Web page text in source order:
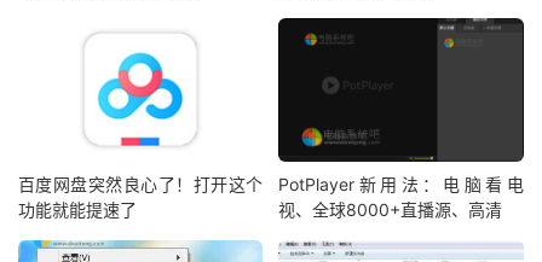
百度网盘突然良心了！打开这个
功能就能提速了
PotPlayer新用法：电脑看电
视、全球8000+直播源、高清